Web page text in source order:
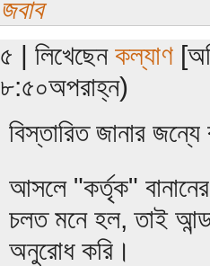
জবাব
৫ | লিখেছেন কল্যাণ
৮:৫০অপরাহ্ন)
বিস্তারিত জানার
আসলে "কর্তৃক"
চলত মনে হল, তাই
অনুরোধ করি।